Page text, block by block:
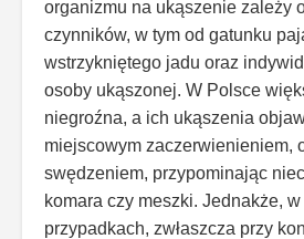
organizmu na ukąszenie zależy
czynników, w tym od gatunku
wstrzykniętego jadu oraz
osoby ukąszonej. W Polsce
niegroźna, a ich ukąszenia
miejscowym zaczerwienieniem,
swędzeniem, przypominając
komara czy meszki. Jednakże,
przypadkach, zwłaszcza przy